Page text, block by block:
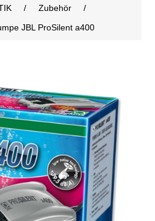
/ Zubehör
/
JBL ProSilent a400